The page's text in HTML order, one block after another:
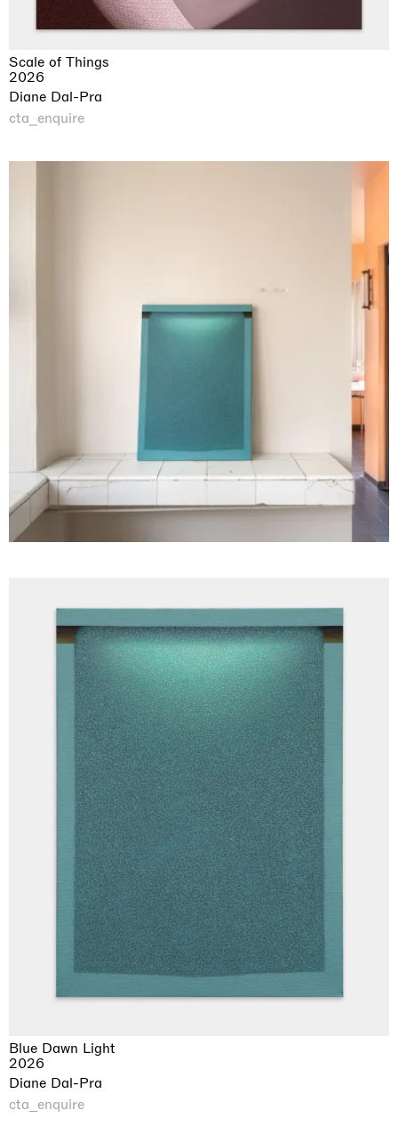
Scale of Things
2026
Diane Dal-Pra
cta_enquire
Blue Dawn Light
2026
Diane Dal-Pra
cta_enquire